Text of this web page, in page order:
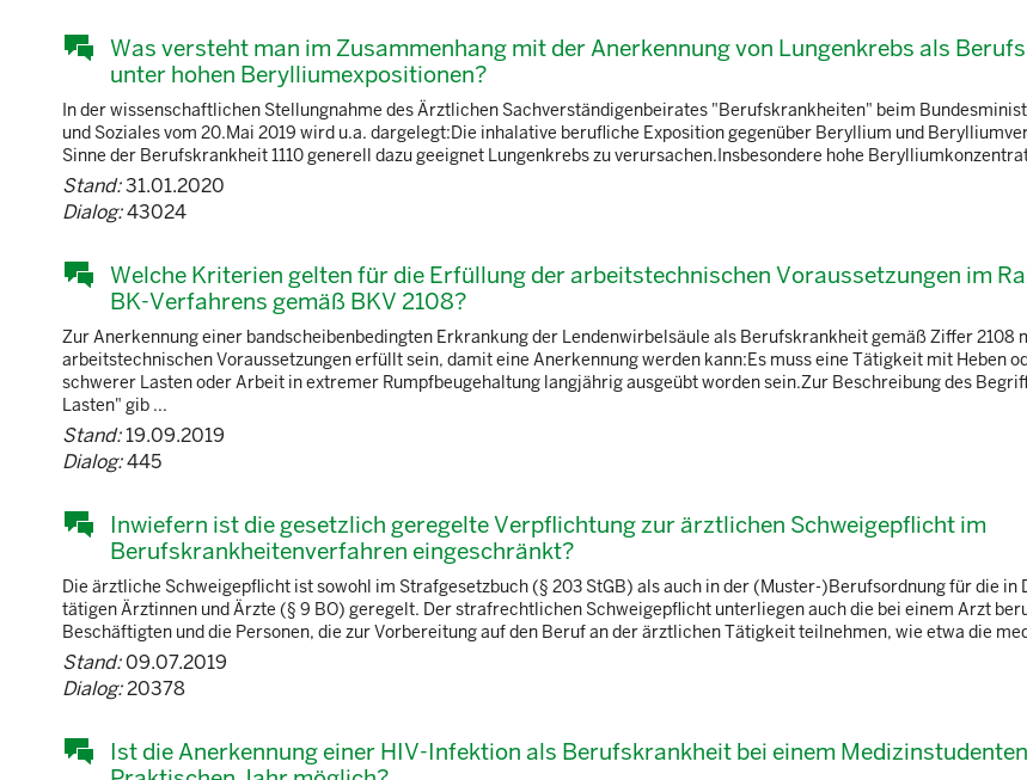
Was versteht man im Zusammenhang mit der Anerkennung von Lungenkrebs als
unter hohen Berylliumexpositionen?
In der wissenschaftlichen Stellungnahme des Ärztlichen Sachverständigenbeirates "Berufskrankheiten" beim
und Soziales vom 20.Mai 2019 wird u.a. dargelegt:Die inhalative berufliche Exposition gegenüber Beryllium und
Sinne der Berufskrankheit 1110 generell dazu geeignet Lungenkrebs zu verursachen.Insbesondere hohe
Stand:31.01.2020
Dialog:43024
Welche Kriterien gelten für die Erfüllung der arbeitstechnischen Voraussetzungen im
BK-Verfahrens gemäß BKV 2108?
Zur Anerkennung einer bandscheibenbedingten Erkrankung der Lendenwirbelsäule als Berufskrankheit gemäß Ziffer 2108
arbeitstechnischen Voraussetzungen erfüllt sein, damit eine Anerkennung werden kann:Es muss eine Tätigkeit mit Heben
schwerer Lasten oder Arbeit in extremer Rumpfbeugehaltung langjährig ausgeübt worden sein.Zur Beschreibung des
Lasten" gib ...
Stand:19.09.2019
Dialog:445
Inwiefern ist die gesetzlich geregelte Verpflichtung zur ärztlichen Schweigepflicht im
Berufskrankheitenverfahren eingeschränkt?
Die ärztliche Schweigepflicht ist sowohl im Strafgesetzbuch (§ 203 StGB) als auch in der (Muster-)Berufsordnung für die in
tätigen Ärztinnen und Ärzte (§ 9 BO) geregelt. Der strafrechtlichen Schweigepflicht unterliegen auch die bei einem Arzt
Beschäftigten und die Personen, die zur Vorbereitung auf den Beruf an der ärztlichen Tätigkeit teilnehmen, wie etwa die
Stand:09.07.2019
Dialog:20378
Ist die Anerkennung einer HIV-Infektion als Berufskrankheit bei einem